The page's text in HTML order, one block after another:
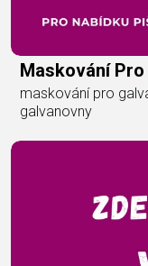
Maskování
maskování pro
galvanovny